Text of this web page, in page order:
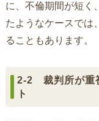
に、不倫期間が短く
たようなケースでは
ることもあります。
2-2 裁判所が重
ト